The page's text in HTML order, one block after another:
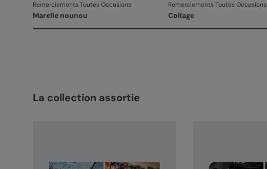
Remerciements Toutes Occasions
Marelle nounou
Remerciements Toutes Occasions
Collage
La collection assortie